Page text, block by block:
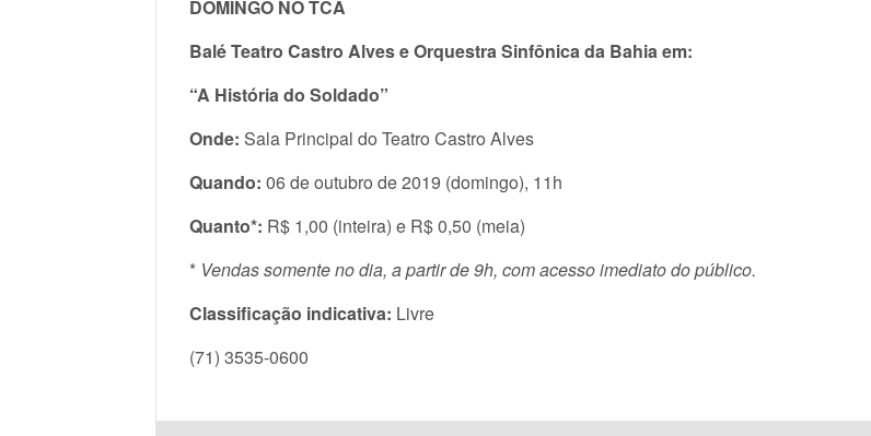
DOMINGO NO TCA
Balé Teatro Castro Alves e Orquestra Sinfônica da Bahia em:
“A História do Soldado”
Onde: Sala Principal do Teatro Castro Alves
Quando: 06 de outubro de 2019 (domingo), 11h
Quanto*: R$ 1,00 (inteira) e R$ 0,50 (meia)
* Vendas somente no dia, a partir de 9h, com acesso imediato do público.
Classificação indicativa: Livre
(71) 3535-0600